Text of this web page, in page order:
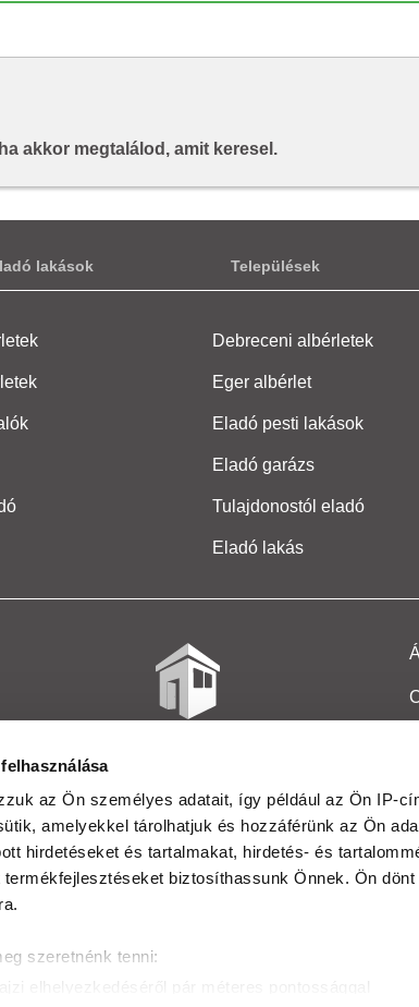
az Ön személyes adatait, így például az Ön IP-
amelyekkel tárolhatjuk és hozzáférünk az Ön
hirdetéseket és tartalmakat, hirdetés- és
biztosíthassunk Önnek. Ön
szeretnénk tenni:
akkor megtalálod, amit keresel.
lakások Települések
Debreceni albérletek
Eger albérlet
Eladó pesti lakások
Eladó garázs
Tulajdonostól eladó
Eladó lakás